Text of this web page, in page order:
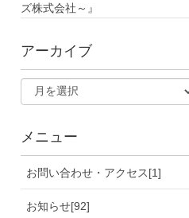
ズ株式会社～』
アーカイブ
メニュー
お問い合わせ・アクセス[1]
お知らせ[92]